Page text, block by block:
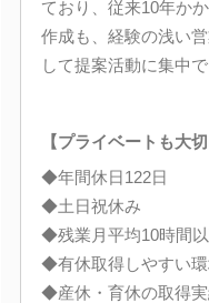
ており、従来10年か
作成も、経験の浅い
して提案活動に集中
【プライベートも大
◆年間休日122日
◆土日祝休み
◆残業月平均10時間
◆有休取得しやすい
◆産休・育休の取得実